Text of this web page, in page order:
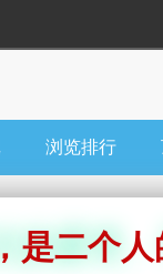
浏览排行
是二个